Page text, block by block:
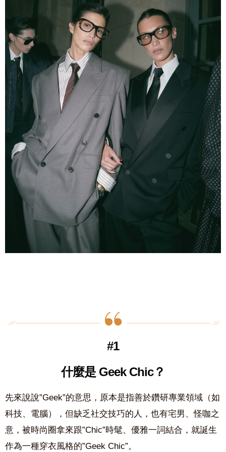
#1
什麼是 Geek Chic？
先來說說”Geek”的意思，原本是指善於鑽研專業領域（如
科技、電腦），但缺乏社交技巧的人，也有宅男、怪咖之
意，被時尚圈拿來跟”Chic”時髦、優雅一詞結合，就誕生
作為一種穿衣風格的”Geek Chic”。